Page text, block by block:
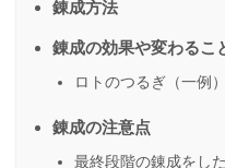
錬成方法
錬成の効果や変わるこ
ロトのつるぎ（一例）
錬成の注意点
最終段階の錬成をし